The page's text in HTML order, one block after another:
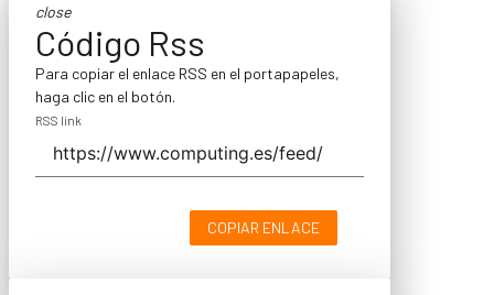
close
Código Rss
Para copiar el enlace RSS en el portapapeles,
haga clic en el botón.
RSS link
COPIAR ENLACE